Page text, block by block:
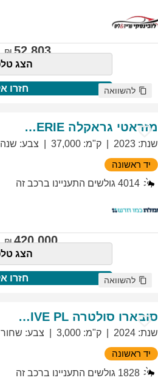
52,803
הצג
חזרו להשוואה
מזראטי גראקלה PRIMASERIE
שנת:
2023 ק"מ:
37,000 צבע:
יד ראשונה
4014 גולשים התעניינו ברכב זה
420,000
הצג
חזרו להשוואה
סובארו סולטרה EXCLUSIVE PL
שנת:
2024 ק"מ:
3,000 צבע: שחור
יד ראשונה
1828 גולשים התעניינו ברכב זה